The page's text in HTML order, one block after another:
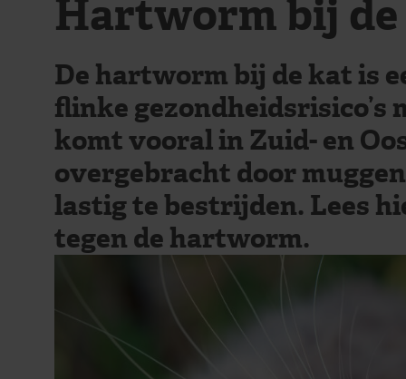
Hartworm bij
De hartworm bij de kat is
flinke gezondheidsrisico’s
komt vooral in Zuid- en
overgebracht door
lastig te bestrijden. Lees
tegen de hartworm.